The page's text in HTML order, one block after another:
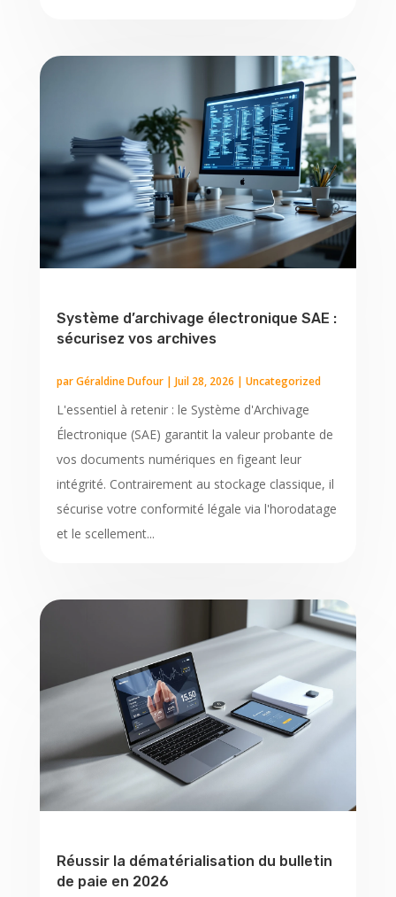
Système d’archivage électronique SAE :
sécurisez vos archives
parGéraldine Dufour| Juil 28, 2026 | Uncategorized
L'essentiel à retenir : le Système d'Archivage
Électronique (SAE) garantit la valeur probante de
vos documents numériques en figeant leur
intégrité. Contrairement au stockage classique, il
sécurise votre conformité légale via l'horodatage
et le scellement...
Réussir la dématérialisation du bulletin
de paie en 2026